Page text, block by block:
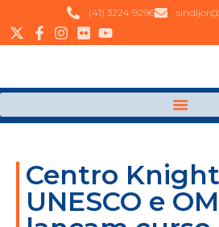
(41) 3224 9296
Centro
UNESCO e